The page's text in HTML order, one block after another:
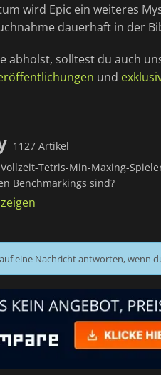
wird Epic ein weiteres
dauerhaft in der
abholst, solltest du auch
und
1127 Artikel
Tetris-Min-Maxing-
Benchmarkings sind?
eine Nachricht antworten, wenn